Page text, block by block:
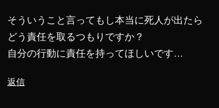
そういうこと言ってもし本当に死人が出たら
どう責任を取るつもりですか？
自分の行動に責任を持ってほしいです…
返信